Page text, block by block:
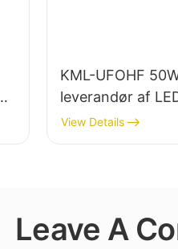
KML-UFOHF
leverandør af
bay-lys til
lagerbygninger
View Details
Leave A